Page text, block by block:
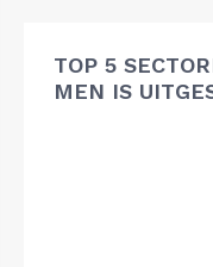
TOP 5
MEN IS